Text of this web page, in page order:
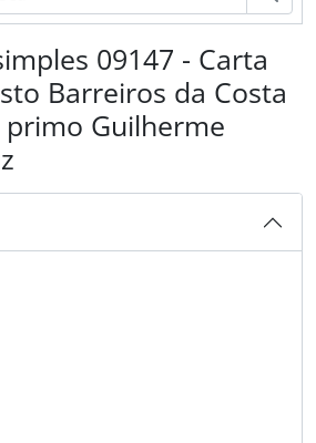
09147 - Carta
Barreiros da Costa
Guilherme